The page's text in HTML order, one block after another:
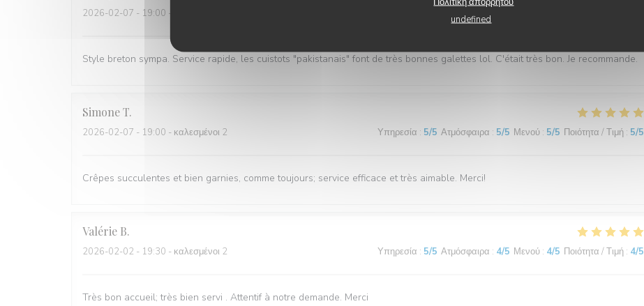
undefined
2026-02-07 - 19:00 - καλεσμένοι 2 Ατμόσφαιρα :
Style breton sympa. Service rapide, les cuistots "pakistanais" font de très bonnes galettes lol. C'était très bon. Je recommande.
SimoneT
2026-02-07 - 19:00 - καλεσμένοι 2 Υπηρεσία : 5/5 Ατμόσφαιρα : 5/5 Μενού : 5/5 Ποιότητα / Τιμή : 5/5
Crêpes succulentes et bien garnies, comme toujours; service efficace et très aimable. Merci!
Valérie B
2026-02-02 - 19:30 - καλεσμένοι 2 Υπηρεσία : 5/5 Ατμόσφαιρα : 4/5 Μενού : 4/5 Ποιότητα / Τιμή : 4/5
Très bon accueil; très bien servi . Attentif à notre demande. Merci